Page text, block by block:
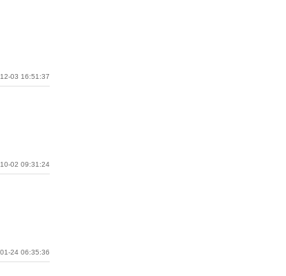
03 16:51:37
02 09:31:24
24 06:35:36